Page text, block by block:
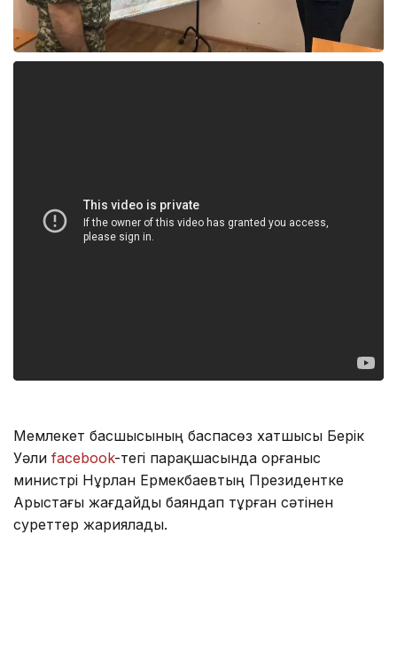
Мемлекет басшысының баспасөз хатшысы Берік
Уәли facebook-тегі парақшасында Қорғаныс
министрі Нұрлан Ермекбаевтың Президентке
Арыстағы жағдайды баяндап тұрған сәтінен
суреттер жариялады.